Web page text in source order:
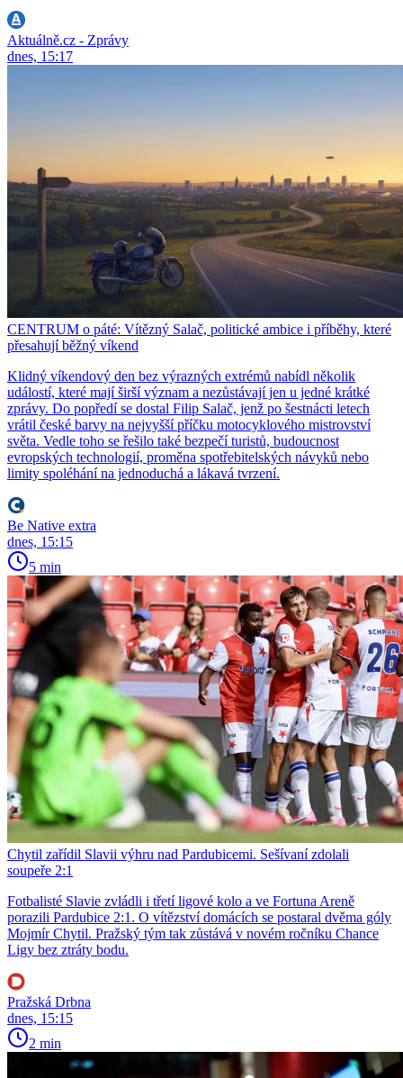
Aktuálně.cz - Zprávy
dnes, 15:17
CENTRUM o páté: Vítězný Salač, politické ambice i příběhy, které
přesahují běžný víkend
Klidný víkendový den bez výrazných extrémů nabídl několik
událostí, které mají širší význam a nezůstávají jen u jedné krátké
zprávy. Do popředí se dostal Filip Salač, jenž po šestnácti letech
vrátil české barvy na nejvyšší příčku motocyklového mistrovství
světa. Vedle toho se řešilo také bezpečí turistů, budoucnost
evropských technologií, proměna spotřebitelských návyků nebo
limity spoléhání na jednoduchá a lákavá tvrzení.
Be Native extra
dnes, 15:15
5 min
Chytil zařídil Slavii výhru nad Pardubicemi. Sešívaní zdolali
soupeře 2:1
Fotbalisté Slavie zvládli i třetí ligové kolo a ve Fortuna Areně
porazili Pardubice 2:1. O vítězství domácích se postaral dvěma góly
Mojmír Chytil. Pražský tým tak zůstává v novém ročníku Chance
Ligy bez ztráty bodu.
Pražská Drbna
dnes, 15:15
2 min